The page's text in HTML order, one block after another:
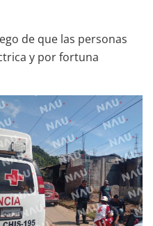
de que las personas
y por fortuna